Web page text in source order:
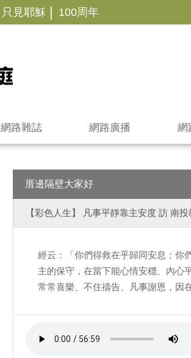
只見耶穌 | 100周年
網路雜誌 網路廣播 網
厝邊隔壁大家好
【彩色人生】 凡事平靜靠主安度 訪 南
經云：「你們得救在乎歸同安息；你
主的保守，在當下能心情安穩、內心
常常喜樂、不住禱告、凡事謝恩，